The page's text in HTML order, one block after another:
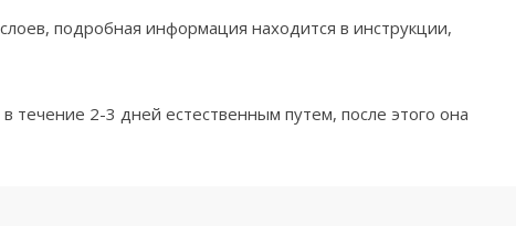
подробная информация находится в инструкции,
течение 2-3 дней естественным путем, после этого она